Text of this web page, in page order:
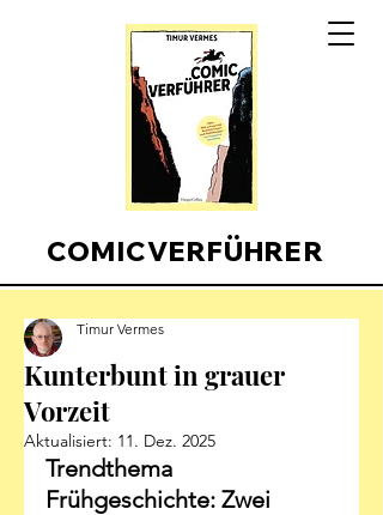
COMICVERFÜHRER
Kunterbunt in grauer
Vorzeit
Timur Vermes
Aktualisiert: 11. Dez. 2025
Trendthema
Frühgeschichte: Zwei